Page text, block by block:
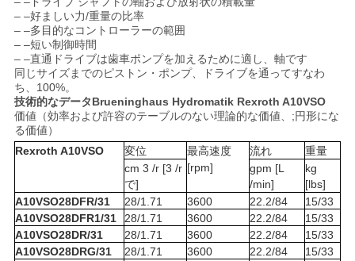
地
図
PRIVACY
POLICY
– –好ましい力/重量の比率
– –多目的なコントローラーの範囲
– –短い制御時間
– –直通ドライブは歯車ポンプを加えるために適し、軸です
同じサイズまでのピストン・ポンプ、ドライブを通ってすなわ
ち、100%。
技術的なデータBrueninghaus Hydromatik Rexroth A10VSO
価値（効率および許容のテーブルのない理論的な価値、;円形にな
る価値）
Rexroth A10VSO
変位
最高速度
[rpm]
流れ
重量
cm 3 /r [3 /r
で]
gpm [L
/min]
kg
[lbs]
A10VSO28DFR/31
28/1.71 3600 22.2/84
15/33
A10VSO28DFR1/31
28/1.71 3600 22.2/84
15/33
A10VSO28DR/31
28/1.71 3600 22.2/84
15/33
A10VSO28DRG/31
28/1.71 3600 22.2/84
15/33